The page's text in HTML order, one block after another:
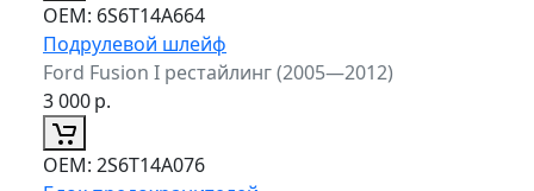
ОЕМ: 6S6T14A664
Подрулевой шлейф
Ford Fusion I рестайлинг (2005—2012)
3 000р.
ОЕМ: 2S6T14A076